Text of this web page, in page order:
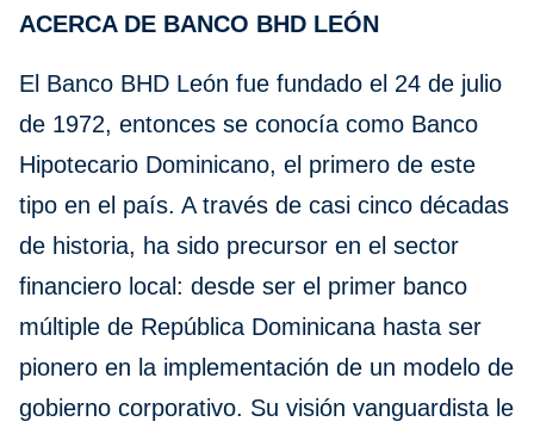
ACERCA DE BANCO BHD LEÓN
El Banco BHD León fue fundado el 24 de julio
de 1972, entonces se conocía como Banco
Hipotecario Dominicano, el primero de este
tipo en el país. A través de casi cinco décadas
de historia, ha sido precursor en el sector
financiero local: desde ser el primer banco
múltiple de República Dominicana hasta ser
pionero en la implementación de un modelo de
gobierno corporativo. Su visión vanguardista le